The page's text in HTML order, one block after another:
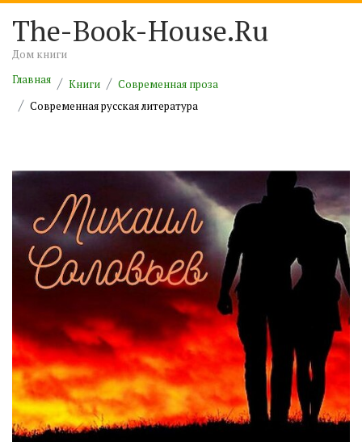
The-Book-House.Ru
Дом книги
Главная
Книги
Современная проза
Современная русская литература